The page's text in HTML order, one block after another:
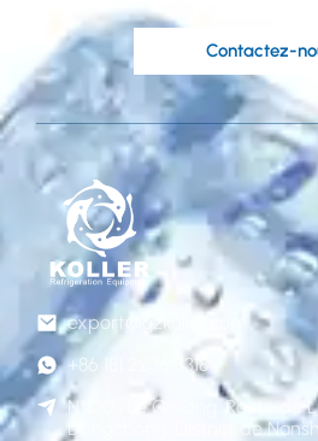
Contactez-
export@gzkoller.com
+86 181 2236 8318
N°120 rue Qinlong, Route de
Dongchong, District de